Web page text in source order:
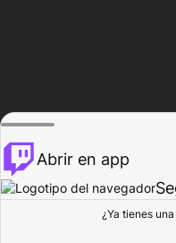
Explorar
Abrir en app
¿Ya tienes